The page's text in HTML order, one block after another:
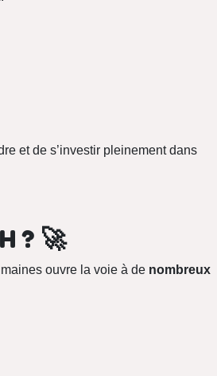
et de s’investir pleinement dans
? 🚀
ouvre la voie à de nombreux